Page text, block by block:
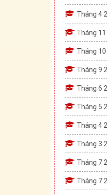
Tháng 4
Tháng
Tháng
Tháng 9
Tháng 6
Tháng 5
Tháng 4
Tháng 3
Tháng 7
Tháng 7